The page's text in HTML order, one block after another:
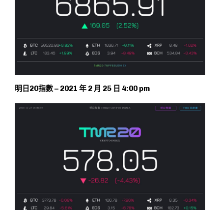
明日20指數 – 2021 年 2 月 25 日 4:00 pm